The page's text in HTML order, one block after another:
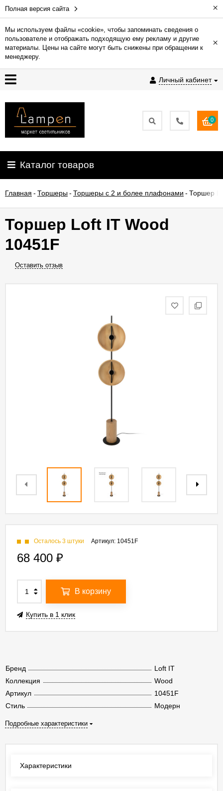
Полная версия сайта ×
Мы используем файлы «cookie», чтобы запоминать сведения о
пользователе и отображать подходящую ему рекламу и другие
материалы. Цены на сайте могут быть снижены при обращении к
менеджеру.
×
Личный кабинет
Гарантия
Доставка
и
Контакты
освещения
О
0
Каталог товаров
Главная - Торшеры- Торшеры с 2 и более плафонами - Торшер
Торшер Loft IT Wood
10451F
Оставить отзыв
Бренд
Loft IT
Коллекция
Wood
Артикул
10451F
Стиль
Модерн
Подробные характеристики
Артикул: 10451F
Осталось 3 штуки
68 400 ₽
В корзину
Купить в 1 клик
Характеристики